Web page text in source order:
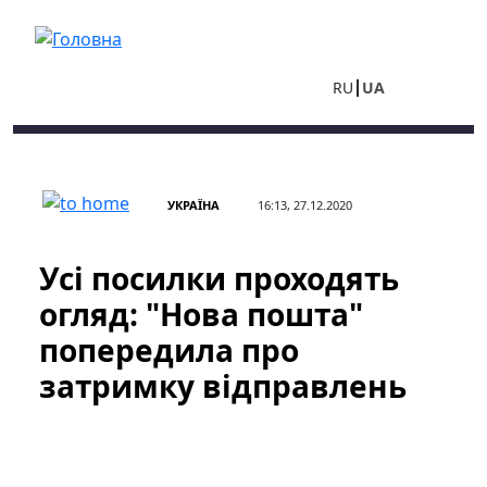
RU UA
УКРАЇНА 16:13, 27.12.2020
Усі посилки проходять
огляд: "Нова пошта"
попередила про
затримку відправлень